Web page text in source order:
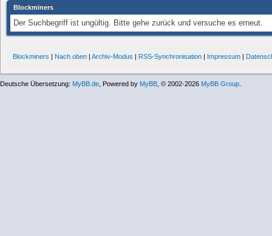
Blockminers
Der Suchbegriff ist ungültig. Bitte gehe zurück und versuche es erneut.
Blockminers | Nach oben | Archiv-Modus | RSS-Synchronisation | Impressum |
Deutsche Übersetzung: MyBB.de , Powered by MyBB , © 2002-2026 MyBB Group